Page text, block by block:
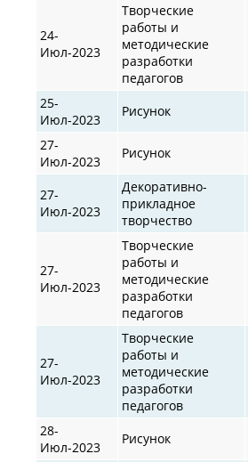
24-
Июл-2023
Творческие
работы и
методические
разработки
педагогов
25-
Июл-2023
Рисунок
27-
Июл-2023
Рисунок
27-
Июл-2023
Декоративно-
прикладное
творчество
27-
Июл-2023
Творческие
работы и
методические
разработки
педагогов
27-
Июл-2023
Творческие
работы и
методические
разработки
педагогов
28-
Июл-2023
Рисунок